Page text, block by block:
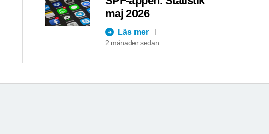
maj 2026
Läs mer
2 månader sedan